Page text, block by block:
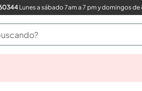
📞(601) 7460344Lunes a sábado 7am a 7 pm y domingos de